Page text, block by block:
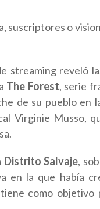
o
reveló
The Forest, serie
de su pueblo en
Virginie Musso,
Distrito Salvaje,
en la que había
como